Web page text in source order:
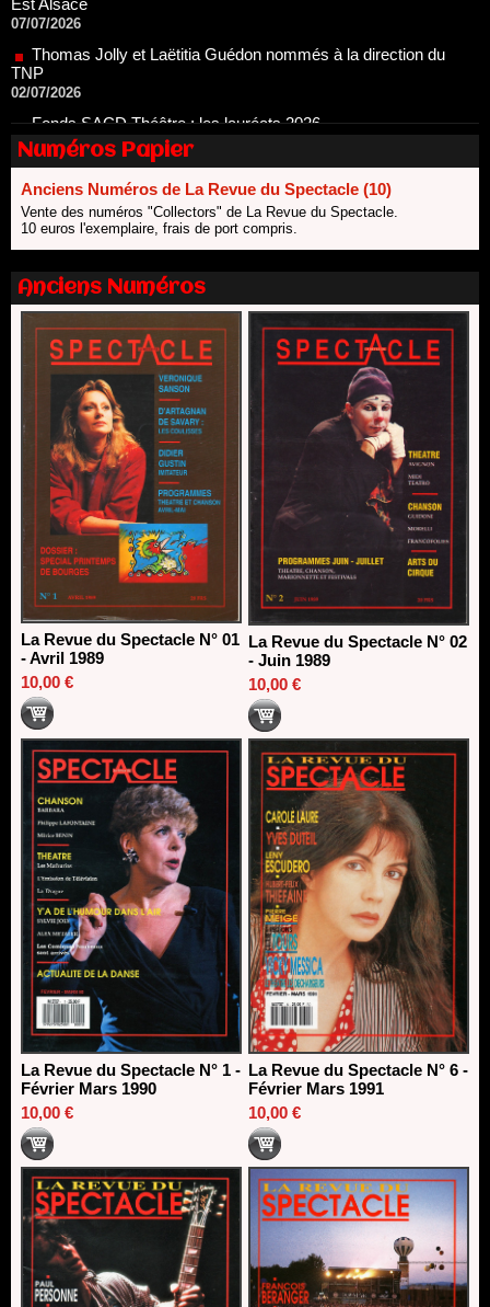
Thomas Jolly et Laëtitia Guédon nommés à la direction du
TNP
02/07/2026
Fonds SACD Théâtre : les lauréats 2026
23/06/2026
Dispositif ARTCENA Écrire pour le cirque, les lauréats 2026 !
20/06/2026
Le palmarès des prix SACD 2026
18/06/2026
Les 10 lauréats du Fonds Grandes Formes Théâtre 2026
SACD
13/06/2026
Nomination de Nathalie Garraud et Olivier Saccomano à la
direction du Théâtre de Gennevilliers - CDN
13/06/2026
Dispositif SACD Auteurs d'espaces : les lauréats 2026
18/03/2026
Numéros Papier
Anciens Numéros de La Revue du Spectacle (10)
Vente des numéros "Collectors" de La Revue du Spectacle.
10 euros l'exemplaire, frais de port compris.
Anciens Numéros
La Revue du Spectacle N° 01
- Avril 1989
10,00 €
La Revue du Spectacle N° 02
- Juin 1989
10,00 €
La Revue du Spectacle N° 1 -
Février Mars 1990
10,00 €
La Revue du Spectacle N° 6 -
Février Mars 1991
10,00 €